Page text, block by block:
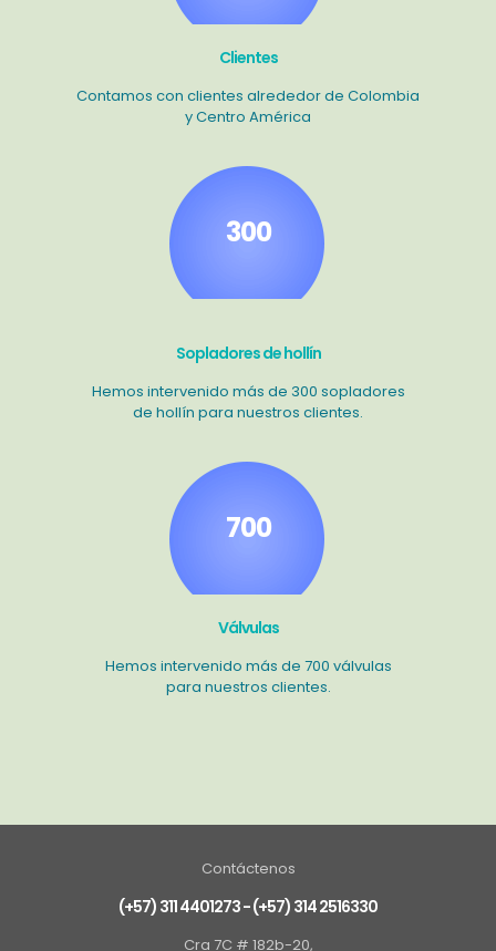
Clientes
Contamos con clientes alrededor de Colombia
y Centro América
300
Sopladores de hollín
Hemos intervenido más de 300 sopladores
de hollín para nuestros clientes.
700
Válvulas
Hemos intervenido más de 700 válvulas
para nuestros clientes.
Contáctenos
(+57) 311 4401273-(+57) 314 2516330
Cra 7C # 182b-20,